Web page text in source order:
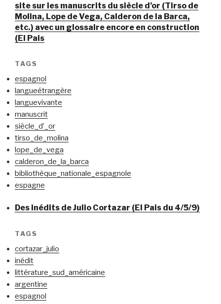
site sur les manuscrits du siècle d’or (Tirso de
Molina, Lope de Vega, Calderon de la Barca,
etc.) avec un glossaire encore en construction
(El Pais
TAGS
espagnol
langueétrangère
languevivante
manuscrit
siècle_d’_or
tirso_de_molina
lope_de_vega
calderon_de_la_barca
bibliothèque_nationale_espagnole
espagne
Des inédits de Julio Cortazar (El Pais du 4/5/9)
TAGS
cortazar_julio
inédit
littérature_sud_américaine
argentine
espagnol